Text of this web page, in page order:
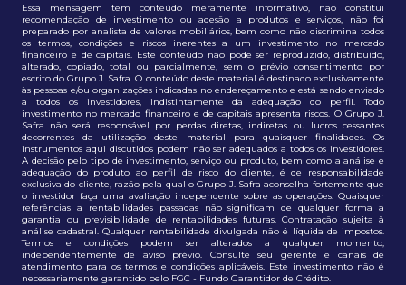
Essa mensagem tem conteúdo meramente informativo, não constitui
recomendação de investimento ou adesão a produtos e serviços, não foi
preparado por analista de valores mobiliários, bem como não discrimina todos
os termos, condições e riscos inerentes a um investimento no mercado
financeiro e de capitais. Este conteúdo não pode ser reproduzido, distribuído,
alterado, copiado, total ou parcialmente, sem o prévio consentimento por
escrito do Grupo J. Safra. O conteúdo deste material é destinado exclusivamente
às pessoas e/ou organizações indicadas no endereçamento e está sendo enviado
a todos os investidores, indistintamente da adequação do perfil. Todo
investimento no mercado financeiro e de capitais apresenta riscos. O Grupo J.
Safra não será responsável por perdas diretas, indiretas ou lucros cessantes
decorrentes da utilização deste material para quaisquer finalidades. Os
instrumentos aqui discutidos podem não ser adequados a todos os investidores.
A decisão pelo tipo de investimento, serviço ou produto, bem como a análise e
adequação do produto ao perfil de risco do cliente, é de responsabilidade
exclusiva do cliente, razão pela qual o Grupo J. Safra aconselha fortemente que
o investidor faça uma avaliação independente sobre as operações. Quaisquer
referências a rentabilidades passadas não significam de qualquer forma a
garantia ou previsibilidade de rentabilidades futuras. Contratação sujeita à
análise cadastral. Qualquer rentabilidade divulgada não é líquida de impostos.
Termos e condições podem ser alterados a qualquer momento,
independentemente de aviso prévio. Consulte seu gerente e canais de
atendimento para os termos e condições aplicáveis. Este investimento não é
necessariamente garantido pelo FGC - Fundo Garantidor de Crédito.